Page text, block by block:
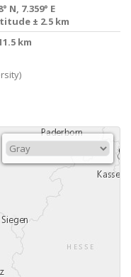
N, 7.359° E
± 2.5 km
km